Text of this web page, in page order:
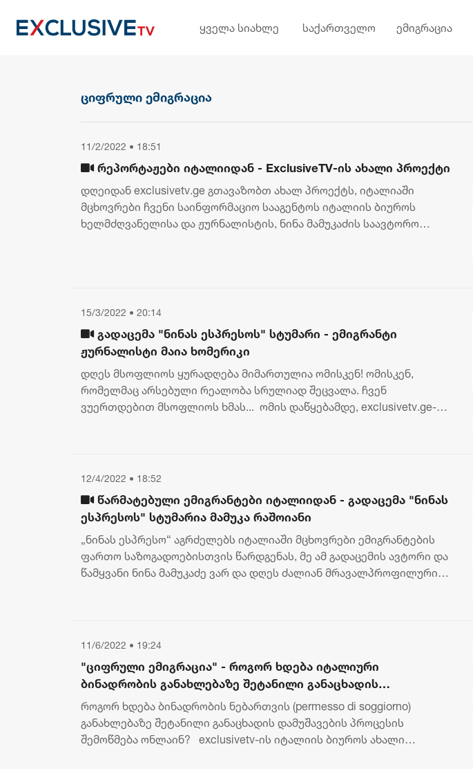
ყველა სიახლე საქართველო ემიგრაცია
ციფრული ემიგრაცია
11/2/2022 • 18:51
რეპორტაჟები იტალიიდან - ExclusiveTV-ის ახალი პროექტი
დღეიდან exclusivetv.ge გთავაზობთ ახალ პროექტს, იტალიაში
მცხოვრები ჩვენი საინფორმაციო სააგენტოს იტალიის ბიუროს
ხელმძღვანელისა და ჟურნალისტის, ნინა მამუკაძის საავტორო
15/3/2022 • 20:14
გადაცემა "ნინას ესპრესოს" სტუმარი - ემიგრანტი
ჟურნალისტი მაია ხომერიკი
დღეს მსოფლიოს ყურადღება მიმართულია ომისკენ! ომისკენ,
რომელმაც არსებული რეალობა სრულიად შეცვალა. ჩვენ
ვუერთდებით მსოფლიოს ხმას... ომის დაწყებამდე, exclusivetv.ge-მ
12/4/2022 • 18:52
წარმატებული ემიგრანტები იტალიიდან - გადაცემა "ნინას
ესპრესოს" სტუმარია მამუკა რაშოიანი
„ნინას ესპრესო“ აგრძელებს იტალიაში მცხოვრები ემიგრანტების
ფართო საზოგადოებისთვის წარდგენას, მე ამ გადაცემის ავტორი და
წამყვანი ნინა მამუკაძე ვარ და დღეს ძალიან მრავალპროფილური
11/6/2022 • 19:24
"ციფრული ემიგრაცია" - როგორ ხდება იტალიური
ბინადრობის განახლებაზე შეტანილი განაცხადის
დამუშავების პროცესის შემოწმება ონლაინ?
როგორ ხდება ბინადრობის ნებართვის (permesso di soggiorno)
განახლებაზე შეტანილი განაცხადის დამუშავების პროცესის
შემოწმება ონლაინ? exclusivetv-ის იტალიის ბიუროს ახალი